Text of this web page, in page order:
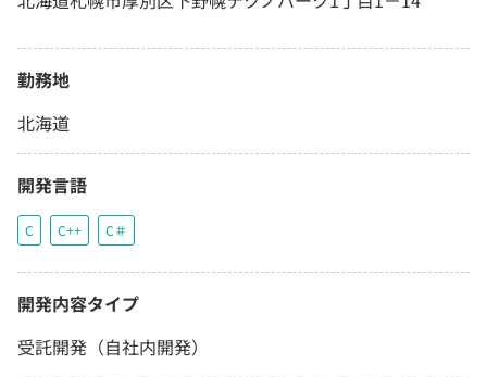
勤務地
北海道
開発言語
C C++ C＃
開発内容タイプ
受託開発（自社内開発）